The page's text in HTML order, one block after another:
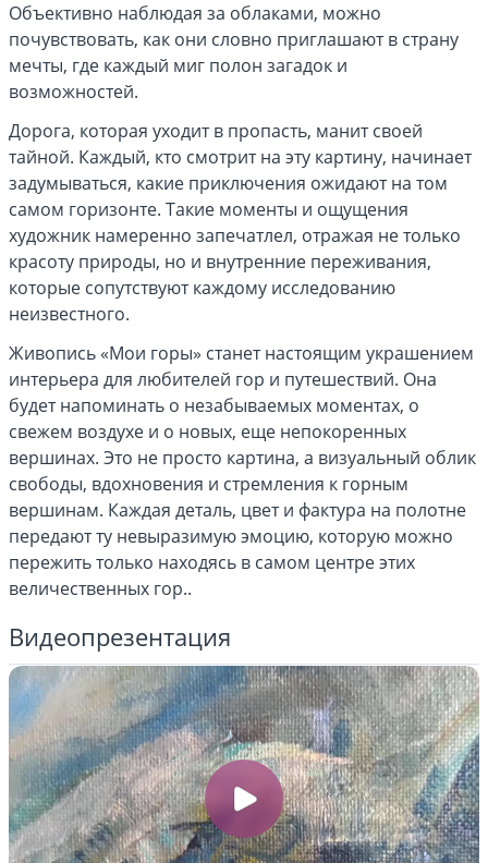
Объективно наблюдая за облаками, можно
почувствовать, как они словно приглашают в страну
мечты, где каждый миг полон загадок и
возможностей.
Дорога, которая уходит в пропасть, манит своей
тайной. Каждый, кто смотрит на эту картину, начинает
задумываться, какие приключения ожидают на том
самом горизонте. Такие моменты и ощущения
художник намеренно запечатлел, отражая не только
красоту природы, но и внутренние переживания,
которые сопутствуют каждому исследованию
неизвестного.
Живопись «Мои горы» станет настоящим украшением
интерьера для любителей гор и путешествий. Она
будет напоминать о незабываемых моментах, о
свежем воздухе и о новых, еще непокоренных
вершинах. Это не просто картина, а визуальный облик
свободы, вдохновения и стремления к горным
вершинам. Каждая деталь, цвет и фактура на полотне
передают ту невыразимую эмоцию, которую можно
пережить только находясь в самом центре этих
величественных гор..
Видеопрезентация